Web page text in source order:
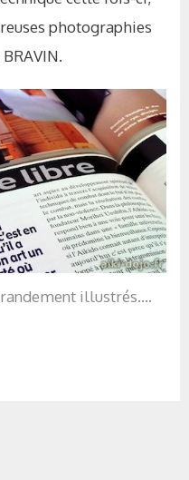
photographies
illustrés….